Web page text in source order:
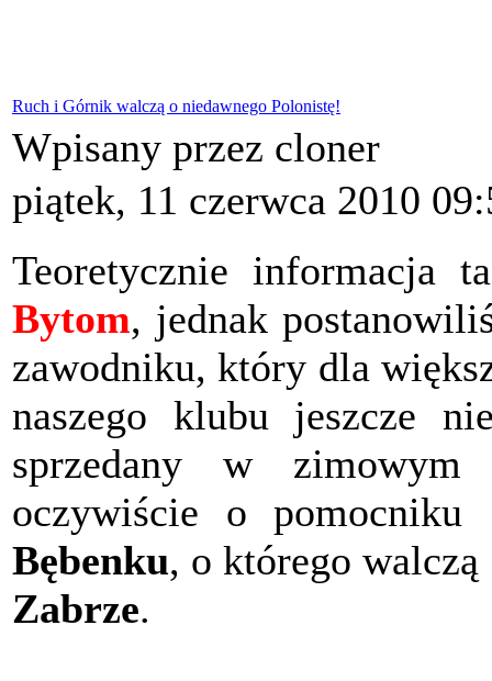
Ruch i Górnik walczą o niedawnego Polonistę!
Wpisany przez cloner
piątek, 11 czerwca 2010
Teoretycznie
Bytom, jednak
zawodniku, który dla
naszego klubu jeszcze
sprzedany w zimowym
oczywiście o pomocniku
Bębenku, o którego
Zabrze.